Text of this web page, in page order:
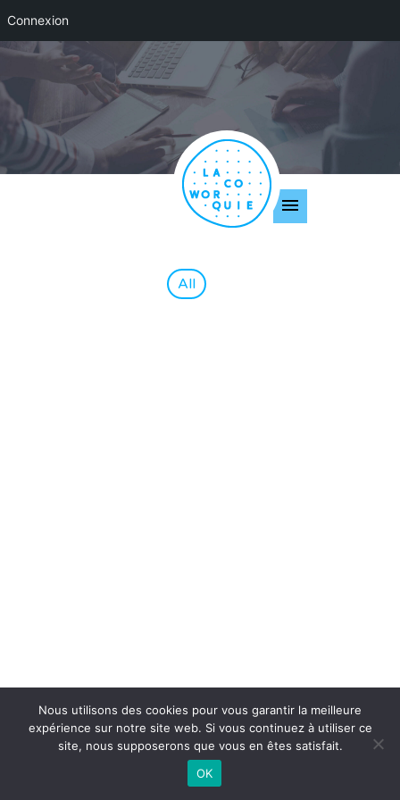
All
Connexion
Nous utilisons des cookies pour vous garantir la meilleure
expérience sur notre site web. Si vous continuez à utiliser ce
site, nous supposerons que vous en êtes satisfait.
OK